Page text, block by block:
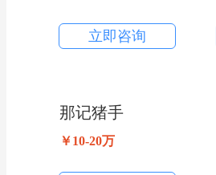
立即咨询
那记猪手
￥10-20万